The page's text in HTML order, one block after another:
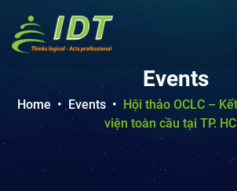
Events
Home • Events • Hội thảo OCLC –
viện toàn cầu tại TP.